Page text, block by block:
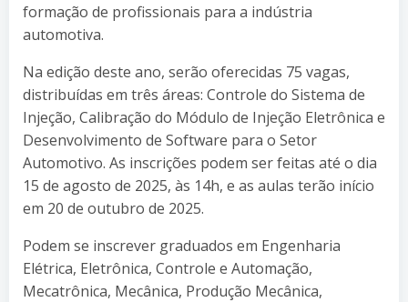
formação de profissionais para a indústria
automotiva.
Na edição deste ano, serão oferecidas 75 vagas,
distribuídas em três áreas: Controle do Sistema de
Injeção, Calibração do Módulo de Injeção Eletrônica e
Desenvolvimento de Software para o Setor
Automotivo. As inscrições podem ser feitas até o dia
15 de agosto de 2025, às 14h, e as aulas terão início
em 20 de outubro de 2025.
Podem se inscrever graduados em Engenharia
Elétrica, Eletrônica, Controle e Automação,
Mecatrônica, Mecânica, Produção Mecânica,